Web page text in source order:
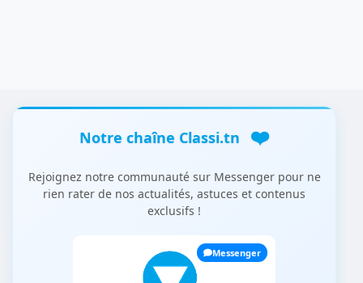
Notre chaîne Classi.tn ❤️
Rejoignez notre communauté sur Messenger pour ne
rien rater de nos actualités, astuces et contenus
exclusifs !
Messenger